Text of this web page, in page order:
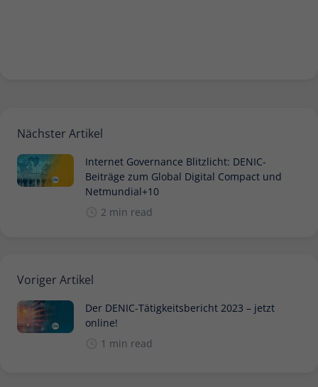
Nächster Artikel
Internet Governance Blitzlicht: DENIC-
Beiträge zum Global Digital Compact und
Netmundial+10
2 min read
Voriger Artikel
Der DENIC-Tätigkeitsbericht 2023 – jetzt
online!
1 min read